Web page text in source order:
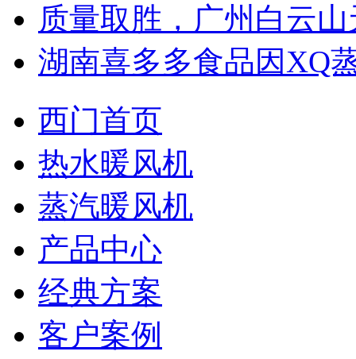
质量取胜，广州白云
湖南喜多多食品因XQ
西门首页
热水暖风机
蒸汽暖风机
产品中心
经典方案
客户案例